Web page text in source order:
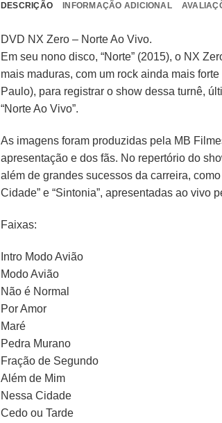
DESCRIÇÃO INFORMAÇÃO ADICIONAL
DVD NX Zero – Norte Ao Vivo.
Em seu nono disco, “Norte” (2015), o NX
mais maduras, com um rock ainda mais
Paulo), para registrar o show dessa turnê,
“Norte Ao Vivo”.
As imagens foram produzidas pela MB
apresentação e dos fãs. No repertório do
além de grandes sucessos da carreira,
Cidade” e “Sintonia”, apresentadas ao vivo
Faixas:
Intro Modo Avião
Modo Avião
Não é Normal
Por Amor
Maré
Pedra Murano
Fração de Segundo
Além de Mim
Nessa Cidade
Cedo ou Tarde